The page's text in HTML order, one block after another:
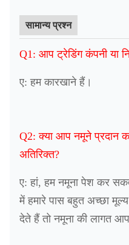
सामान्य प्रश्न
Q1: आप ट्रेडिंग कंपनी या
ए: हम कारखाने हैं।
Q2: क्या आप नमूने प्रदान
अतिरिक्त?
ए: हां, हम नमूना पेश कर
में हमारे पास बहुत अच्छा
देते हैं तो नमूना की लागत